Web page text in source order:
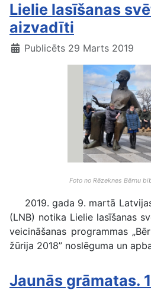
Lielie lasīšanas
aizvadīti
Publicēts 29 Marts 2019
Foto no Rēzeknes Bērnu
2019. gada 9. martā
(LNB) notika Lielie lasīšanas
veicināšanas programmas
žūrija 2018” noslēguma un
Jaunās grāmatas.